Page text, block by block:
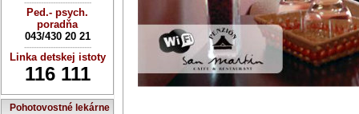
----------------------------
Ped.- psych.
poradňa
043/430 20 21
----------------------------
Linka detskej istoty
116 111
Pohotovostné lekárne